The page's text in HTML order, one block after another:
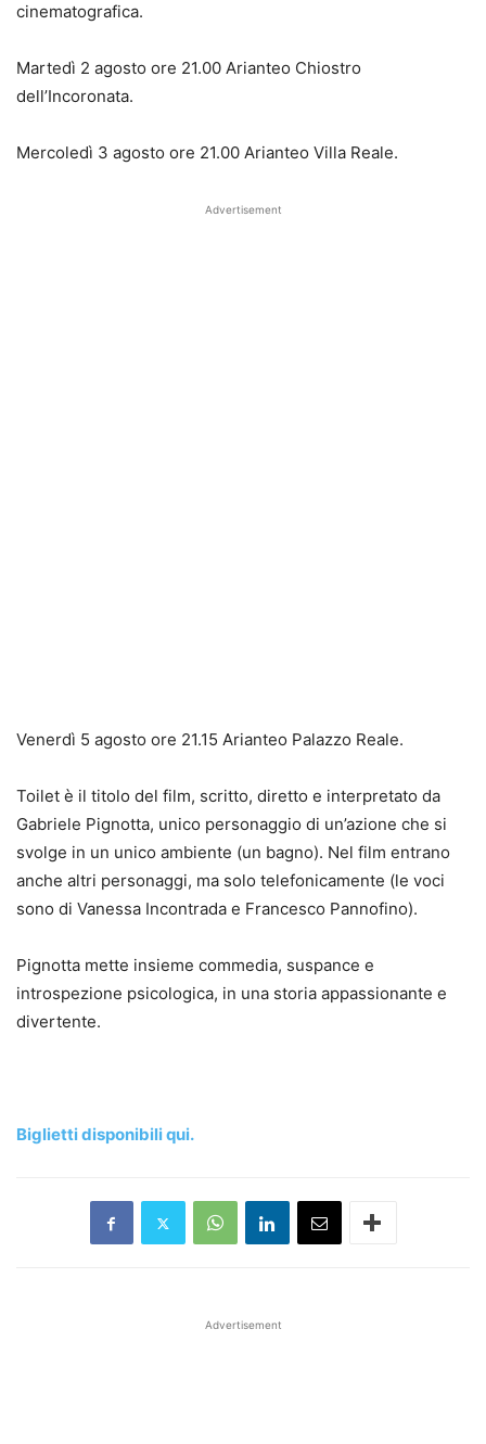
cinematografica.
Martedì 2 agosto ore 21.00 Arianteo Chiostro
dell’Incoronata.
Mercoledì 3 agosto ore 21.00 Arianteo Villa Reale.
Advertisement
Venerdì 5 agosto ore 21.15 Arianteo Palazzo Reale.
Toilet è il titolo del film, scritto, diretto e interpretato da
Gabriele Pignotta, unico personaggio di un’azione che si
svolge in un unico ambiente (un bagno). Nel film entrano
anche altri personaggi, ma solo telefonicamente (le voci
sono di Vanessa Incontrada e Francesco Pannofino).
Pignotta mette insieme commedia, suspance e
introspezione psicologica, in una storia appassionante e
divertente.
Biglietti disponibili qui.
Advertisement